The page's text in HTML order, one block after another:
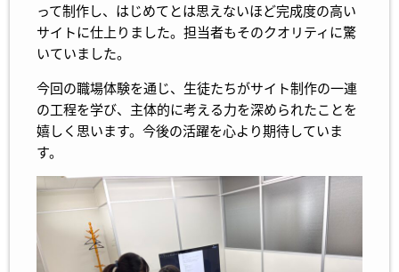
って制作し、はじめてとは思えないほど完成度の高い
サイトに仕上りました。担当者もそのクオリティに驚
いていました。
今回の職場体験を通じ、生徒たちがサイト制作の一連
の工程を学び、主体的に考える力を深められたことを
嬉しく思います。今後の活躍を心より期待していま
す。